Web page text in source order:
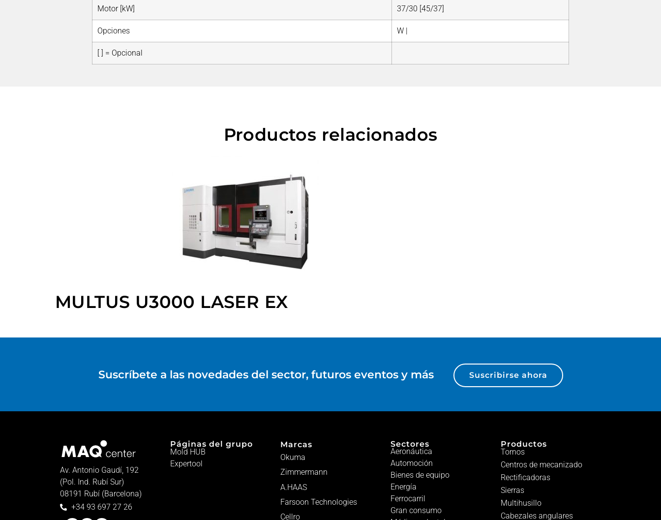
Motor [kW] 37/30 [45/37]
Opciones W |
[ ] = Opcional
Productos relacionados
MULTUS U3000 LASER EX
Suscríbete a las novedades del sector, futuros eventos y más Suscribirse ahora
Av. Antonio Gaudí, 192
(Pol. Ind. Rubí Sur)
08191 Rubí (Barcelona)
+34 93 697 27 26
Páginas del grupo
Mold HUB
Expertool
Marcas
Okuma
Zimmermann
A.HAAS
Farsoon Technologies
Cellro
Sectores
Aeronáutica
Automoción
Bienes de equipo
Energía
Ferrocarril
Gran consumo
Productos
Tornos
Centros de mecanizado
Rectificadoras
Sierras
Multihusillo
Cabezales angulares